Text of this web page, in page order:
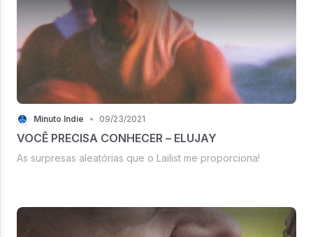
Minuto Indie • 09/23/2021
VOCÊ PRECISA CONHECER – ELUJAY
As surpresas aleatórias que o Lailist me proporciona!